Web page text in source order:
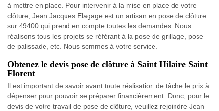
à mettre en place. Pour intervenir à la mise en place de votre
clôture, Jean Jacques Elagage est un artisan en pose de clôture
sur 49400 qui prend en compte toutes les demandes. Nous
réalisons tous les projets se référant à la pose de grillage, pose
de palissade, etc. Nous sommes à votre service.
Obtenez le devis pose de clôture à Saint Hilaire Saint
Florent
Il est important de savoir avant toute réalisation de tâche le prix à
dépenser pour pouvoir se préparer financièrement. Donc, pour le
devis de votre travail de pose de clôture, veuillez rejoindre Jean